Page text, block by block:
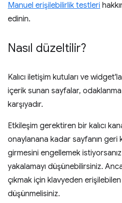
Manuel erişilebilirlik testleri
edinin.
Nasıl düzeltilir?
Kalıcı iletişim kutuları ve
içerik sunan sayfalar, odaklanma
karşıyadır.
Etkileşim gerektiren bir kalıcı
onaylanana kadar sayfanın geri
girmesini engellemek istiyorsanız
yakalamayı düşünebilirsiniz.
çıkmak için klavyeden
düşünmelisiniz.